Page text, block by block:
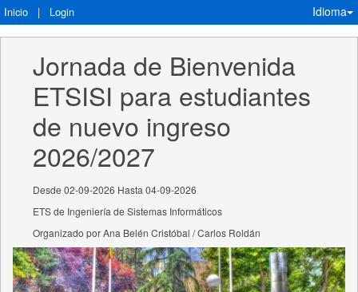
Inicio | Login Idioma
Jornada de Bienvenida
ETSISI para estudiantes
de nuevo ingreso
2026/2027
Desde 02-09-2026 Hasta 04-09-2026
ETS de Ingeniería de Sistemas Informáticos
Organizado por Ana Belén Cristóbal / Carlos Roldán